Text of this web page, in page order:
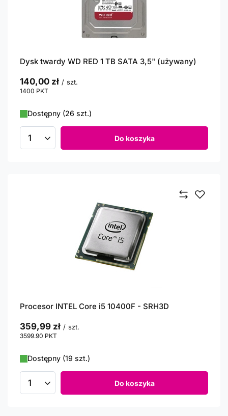
Dysk twardy WD RED 1 TB SATA 3,5" (używany)
140,00 zł / szt.
1400 PKT
Dostępny (26 szt.)
Ilość produktów Do koszyka
Procesor INTEL Core i5 10400F - SRH3D
359,99 zł / szt.
3599.90 PKT
Dostępny (19 szt.)
Ilość produktów Do koszyka